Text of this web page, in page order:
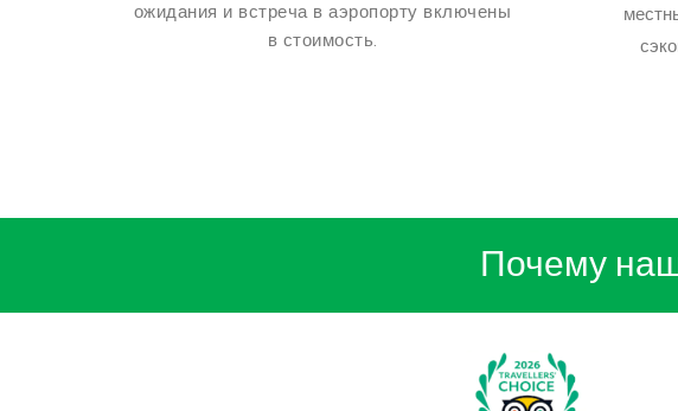
ожидания и встреча в аэропорту включены
в стоимость.
Почему